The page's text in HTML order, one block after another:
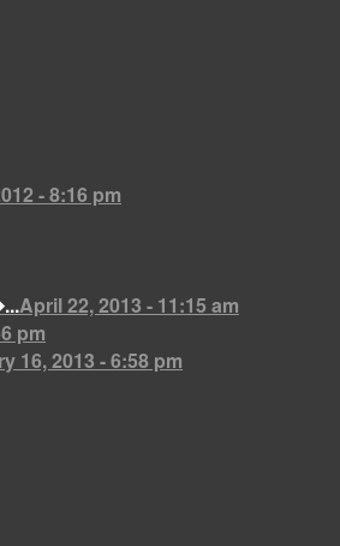
- 8:16 pm
קציצות עדשיםApril 22, 2013 - 11:15 am
pm
16, 2013 - 6:58 pm